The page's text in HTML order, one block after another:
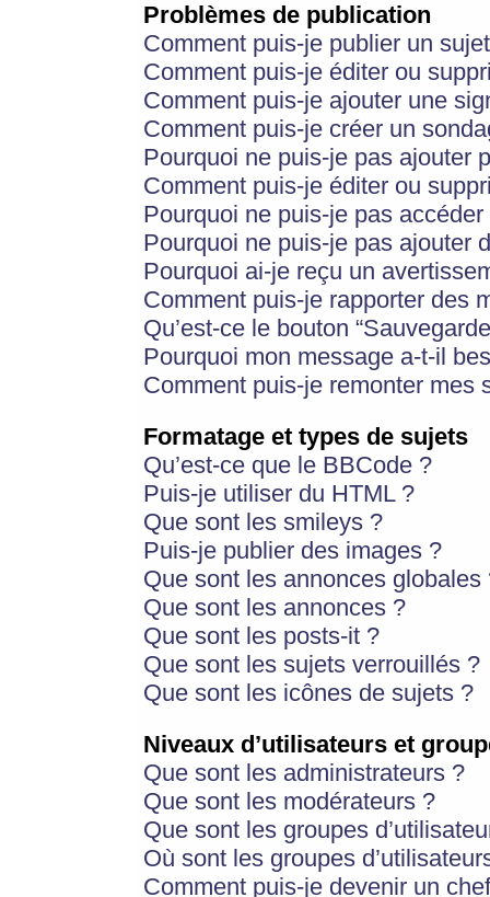
Problèmes de publication
Comment puis-je publier un
Comment puis-je éditer ou
Comment puis-je ajouter une
Comment puis-je créer un
Pourquoi ne puis-je pas ajouter
Comment puis-je éditer ou
Pourquoi ne puis-je pas
Pourquoi ne puis-je pas ajouter
Pourquoi ai-je reçu un
Comment puis-je rapporter des
Qu’est-ce le bouton
Pourquoi mon message a-t-il
Comment puis-je remonter mes
Formatage et types de sujets
Qu’est-ce que le BBCode ?
Puis-je utiliser du HTML ?
Que sont les smileys ?
Puis-je publier des images ?
Que sont les annonces globales
Que sont les annonces ?
Que sont les posts-it ?
Que sont les sujets verrouillés ?
Que sont les icônes de sujets ?
Niveaux d’utilisateurs et
Que sont les administrateurs ?
Que sont les modérateurs ?
Que sont les groupes
Où sont les groupes
Comment puis-je devenir un